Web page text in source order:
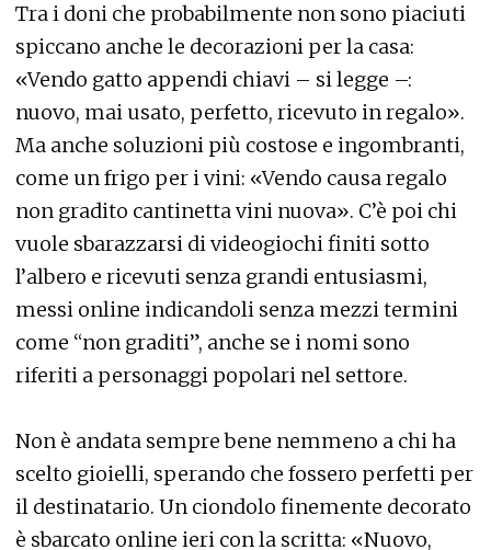
Tra i doni che probabilmente non sono piaciuti
spiccano anche le decorazioni per la casa:
«Vendo gatto appendi chiavi – si legge –:
nuovo, mai usato, perfetto, ricevuto in regalo».
Ma anche soluzioni più costose e ingombranti,
come un frigo per i vini: «Vendo causa regalo
non gradito cantinetta vini nuova». C’è poi chi
vuole sbarazzarsi di videogiochi finiti sotto
l’albero e ricevuti senza grandi entusiasmi,
messi online indicandoli senza mezzi termini
come “non graditi”, anche se i nomi sono
riferiti a personaggi popolari nel settore.
Non è andata sempre bene nemmeno a chi ha
scelto gioielli, sperando che fossero perfetti per
il destinatario. Un ciondolo finemente decorato
è sbarcato online ieri con la scritta: «Nuovo,